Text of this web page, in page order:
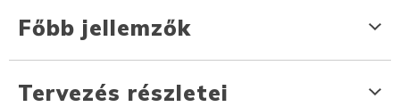
Főbb jellemzők
Tervezés részletei